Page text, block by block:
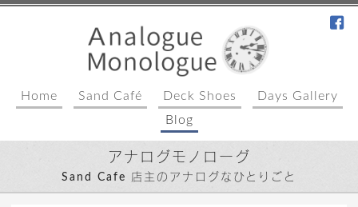
Home Sand Café Deck Shoes
Days Gallery
Blog
アナログモノローグ
Sand Cafe 店主のアナログなひとりごと